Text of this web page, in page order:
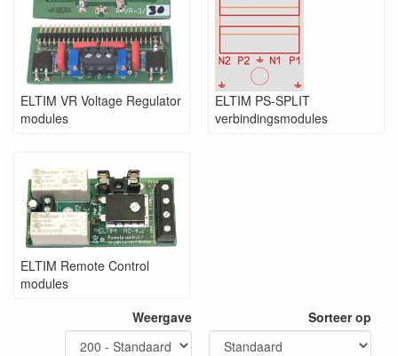
ELTIM VR Voltage Regulator
modules
ELTIM PS-SPLIT
verbindingsmodules
ELTIM Remote Control
modules
Weergave
Sorteer op